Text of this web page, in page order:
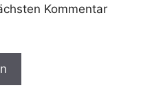
Kommentar